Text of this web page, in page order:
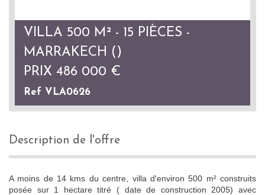
VILLA 500 M² - 15 PIÈCES -
MARRAKECH ()
PRIX 486 000 €
Ref VLA0626
description de l'offre
A moins de 14 kms du centre, villa d'environ 500 m² construits
posée sur 1 hectare titré ( date de construction 2005) avec